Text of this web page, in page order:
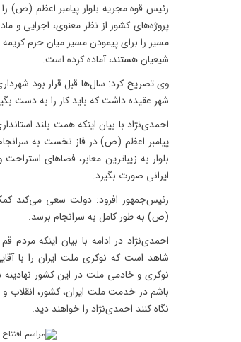
رئیس قوه مجریه بلوار پیامبر اعظم (ص)
پروژه‌های کشور از نظر معنوی، اجرایی و
مسیر را برای پیمودن مسیر میان حرم
شیعیان هستند، آماده کرده است.
وی تصریح کرد: سال‌ها قبل قرار بود
شهر عقیده داشت که باید کار را به دست
احمدی‌نژاد با بیان اینکه همت بلند
پیامبر اعظم (ص) در فاز نخست به
بلوار به زیباترین معابر، فضاهای
ایرانی صورت بگیرد.
رئیس‌جمهور افزود: دولت سعی می‌کند
(ص) به طور کامل به سرانجام برسد.
احمدی‌نژاد در ادامه با بیان اینکه
شاهد است که نوکری ملت ایران را با
نوکری و خادمی ملت در این کشور
باشم در خدمت ملت ایران، کشور، انقلاب
نگاه کنند احمدی‌نژاد را خواهند دید.